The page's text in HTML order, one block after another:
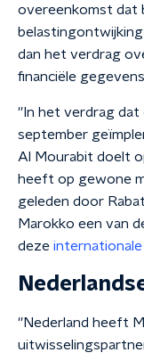
overeenkomst dat
dan het verdrag
financiële
''In het verdrag dat
september
Al Mourabit doelt
heeft op gewone
geleden door
Marokko een van
deze
''Nederland heeft